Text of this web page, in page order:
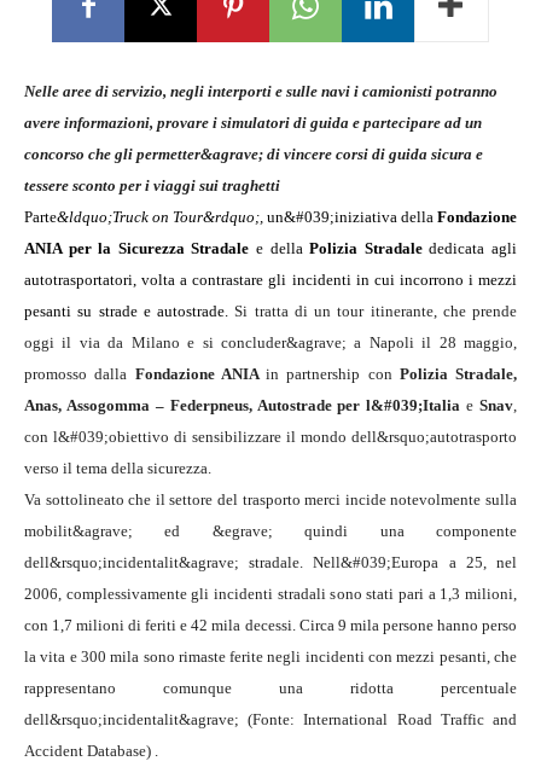
Nelle aree di servizio, negli interporti e sulle navi i camionisti potranno
avere informazioni, provare i simulatori di guida e partecipare ad un
concorso che gli permetter&agrave; di vincere corsi di guida sicura e
tessere sconto per i viaggi sui traghetti
Parte&ldquo;Truck on Tour&rdquo;, un&#039;iniziativa della Fondazione
ANIA per la Sicurezza Stradale e dellaPolizia Stradalededicata agli
autotrasportatori, volta a contrastare gli incidenti in cui incorrono i mezzi
pesanti su strade e autostrade.Si tratta di un tour itinerante, che prende
oggi il via da Milano e si concluder&agrave; a Napoli il 28 maggio,
promosso dalla Fondazione ANIA in partnership conPolizia Stradale,
Anas, Assogomma – Federpneus, Autostrade per l&#039;Italiae Snav,
con l&#039;obiettivo di sensibilizzare il mondo dell&rsquo;autotrasporto
verso il tema della sicurezza.
Va sottolineato che il settore del trasporto merci incide notevolmente sulla
mobilit&agrave; ed &egrave; quindi una componente
dell&rsquo;incidentalit&agrave; stradale. Nell&#039;Europa a 25, nel
2006, complessivamente gli incidenti stradali sono stati pari a 1,3 milioni,
con 1,7 milioni di feriti e 42 mila decessi. Circa 9 mila persone hanno perso
la vita e 300 mila sono rimaste ferite negli incidenti con mezzi pesanti, che
rappresentano comunque una ridotta percentuale
dell&rsquo;incidentalit&agrave; (Fonte: International Road Traffic and
Accident Database) .